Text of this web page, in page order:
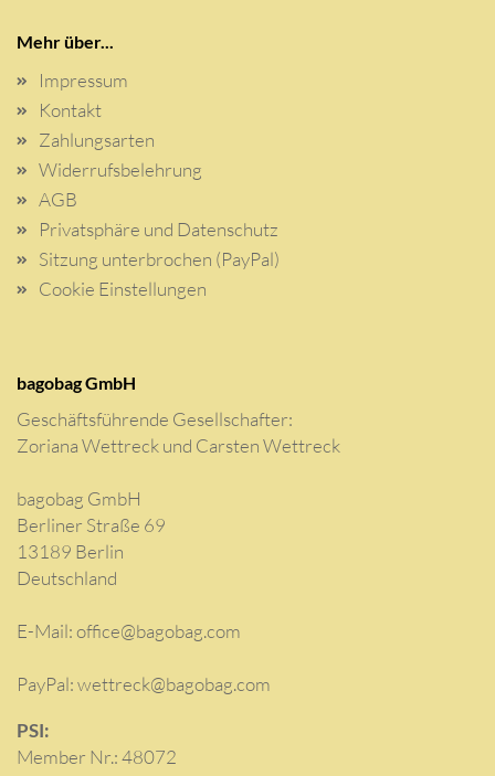
Mehr über...
Impressum
Kontakt
Zahlungsarten
Widerrufsbelehrung
AGB
Privatsphäre und Datenschutz
Sitzung unterbrochen (PayPal)
Cookie Einstellungen
bagobag GmbH
Geschäftsführende Gesellschafter:
Zoriana Wettreck und Carsten Wettreck
bagobag GmbH
Berliner Straße 69
13189 Berlin
Deutschland
E-Mail:office@bagobag.com
PayPal: wettreck@bagobag.com
PSI:
Member Nr.: 48072